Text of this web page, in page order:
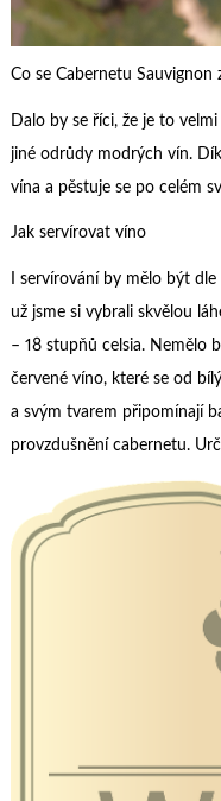
Co se Cabernetu Sauvignon
Dalo by se říci, že je to
jiné odrůdy modrých vín.
vína a pěstuje se po celém
Jak servírovat víno
I servírování by mělo být
už jsme si vybrali skvělou
– 18 stupňů celsia. Nemělo
červené víno, které se od
a svým tvarem připomínají
provzdušnění cabernetu.